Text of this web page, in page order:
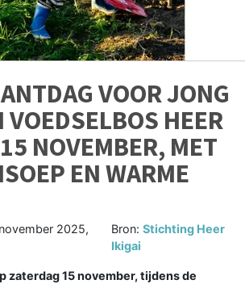
VOOR JONG
VOEDSELBOS HEER
NOVEMBER, MET
EN WARME
2025,
Bron: Stichting Heer
Ikigai
zaterdag 15 november, tijdens de